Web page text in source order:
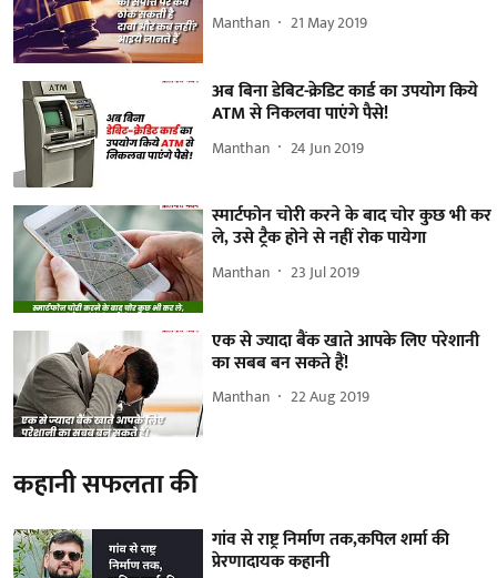
Manthan 21 May 2019
अब बिना डेबिट-क्रेडिट कार्ड का उपयोग किये
ATM से निकलवा पाएंगे पैसे!
Manthan 24 Jun 2019
स्मार्टफोन चोरी करने के बाद चोर कुछ भी कर
ले, उसे ट्रैक होने से नहीं रोक पायेगा
Manthan 23 Jul 2019
एक से ज्यादा बैंक खाते आपके लिए परेशानी
का सबब बन सकते हैं!
Manthan 22 Aug 2019
कहानी सफलता की
गांव से राष्ट्र निर्माण तक,कपिल शर्मा की
प्रेरणादायक कहानी